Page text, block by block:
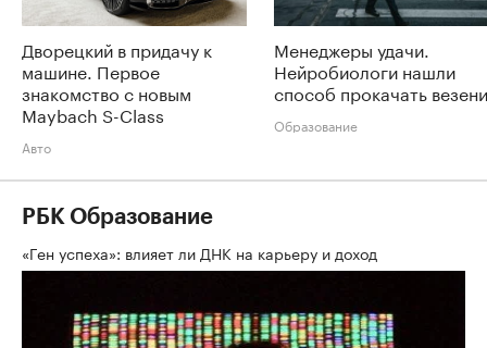
Дворецкий в придачу к
машине. Первое
знакомство с новым
Maybach S-Class
Авто
Менеджеры удачи.
Нейробиологи нашли
способ прокачать
Образование
РБК Образование
«Ген успеха»: влияет ли ДНК на карьеру и доход